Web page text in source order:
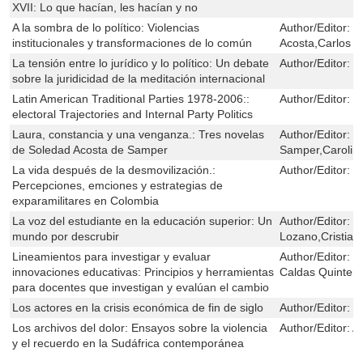
XVII: Lo que hacían, les hacían y no
A la sombra de lo político: Violencias
institucionales y transformaciones de lo común
Author/Editor:
Acosta,Carlos
La tensión entre lo jurídico y lo político: Un debate
sobre la juridicidad de la meditación internacional
Author/Editor:
Latin American Traditional Parties 1978-2006::
electoral Trajectories and Internal Party Politics
Author/Editor:
Laura, constancia y una venganza.: Tres novelas
de Soledad Acosta de Samper
Author/Editor:
La vida después de la desmovilización.:
Percepciones, emciones y estrategias de
exparamilitares en Colombia
Author/Editor:
La voz del estudiante en la educación superior: Un
mundo por descrubir
Author/Editor:
Lineamientos para investigar y evaluar
innovaciones educativas: Principios y herramientas
para docentes que investigan y evalúan el cambio
Author/Editor:
Caldas Quintero
Los actores en la crisis económica de fin de siglo Author/Editor:
Los archivos del dolor: Ensayos sobre la violencia
y el recuerdo en la Sudáfrica contemporánea
Author/Editor: